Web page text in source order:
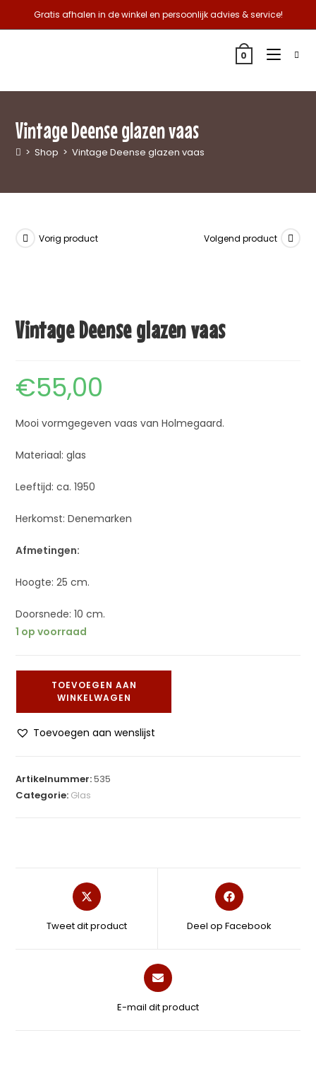
Gratis afhalen in de winkel en persoonlijk advies & service!
0
Vintage Deense glazen vaas
> Shop > Vintage Deense glazen vaas
Vorig product Volgend product
Vintage Deense glazen vaas
€55,00
Mooi vormgegeven vaas van Holmegaard.
Materiaal: glas
Leeftijd: ca. 1950
Herkomst: Denemarken
Afmetingen:
Hoogte: 25 cm.
Doorsnede: 10 cm.
1 op voorraad
TOEVOEGEN AAN
WINKELWAGEN
Toevoegen aan wenslijst
Artikelnummer:535
Categorie: Glas
Tweet dit product Deel op Facebook
E-mail dit product